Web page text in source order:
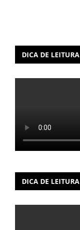
DICA DE LEITURA
DICA DE LEITURA